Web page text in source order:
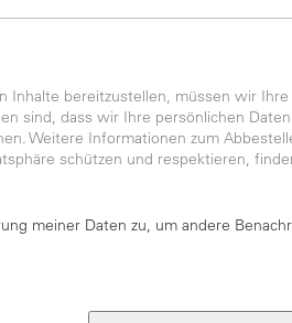
Inhalte bereitzustellen, müssen wir
sind, dass wir Ihre persönlichen
Weitere Informationen zum
schützen und respektieren,
meiner Daten zu, um andere